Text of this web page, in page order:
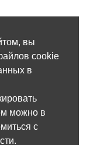
вы
cookie
в
можно в
с